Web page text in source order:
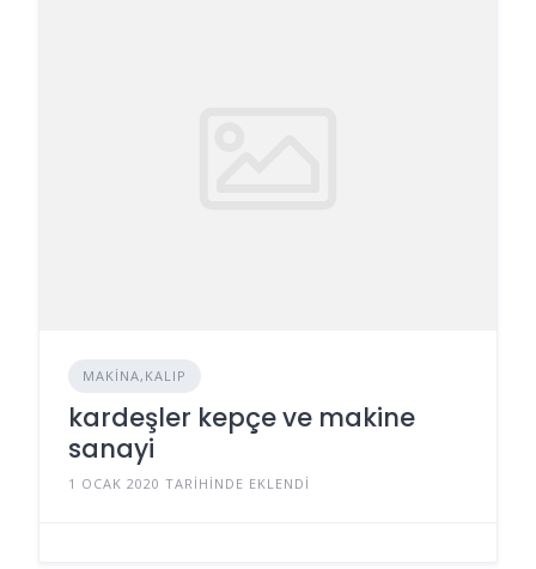
MAKINA,KALIP
kardeşler kepçe ve makine
sanayi
1 OCAK 2020 TARIHINDE EKLENDI